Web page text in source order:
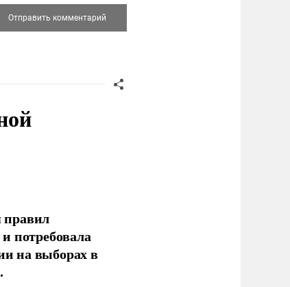
правил
потребовала
на выборах в